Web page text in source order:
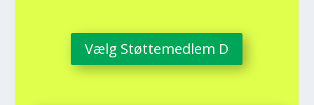
Vælg Støt­te­med­lem D